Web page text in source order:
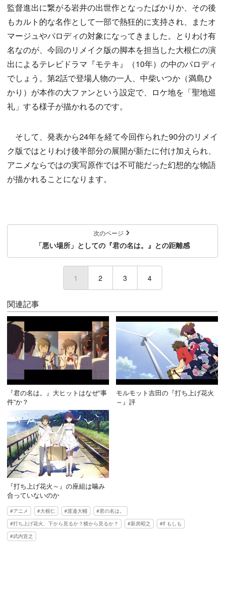
監督進出に繋がる岩井の出世作となったばかりか、その後
もカルト的な名作として一部で熱狂的に支持され、またオ
マージュやパロディの対象になってきました。とりわけ有
名なのが、今回のリメイク版の脚本を担当した大根仁の演
出によるテレビドラマ『モテキ』（10年）の中のパロディ
でしょう。第2話で登場人物の一人、中柴いつか（満島ひ
かり）が本作の大ファンという設定で、ロケ地を「聖地巡
礼」する様子が描かれるのです。
そして、発表から24年を経て今回作られた90分のリメイ
ク版ではとりわけ後半部分の展開が新たに付け加えられ、
アニメならではの実写原作では不可能だった幻想的な物語
が描かれることになります。
次のページ
「悪い場所」としての『君の名は。』との距離感
1 (current)
2 3 4
関連記事
『君の名は。』大ヒットはなぜ“事
件”か？
モルモット吉田の『打ち上げ花火
～』評
『打ち上げ花火～』の座組は噛み
合っていないのか
アニメ 大根仁 渡邉大輔
君の名は。
打ち上げ花火、下から見るか？横から見るか？
新房昭之
if もしも
武内宣之